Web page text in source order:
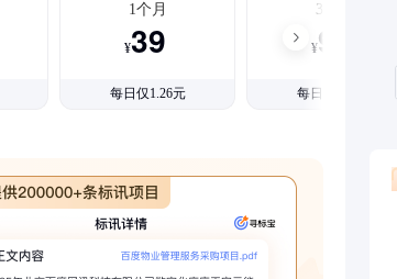
1个月
¥39
每日仅1.26元
3个月
¥99
每日仅1.08元